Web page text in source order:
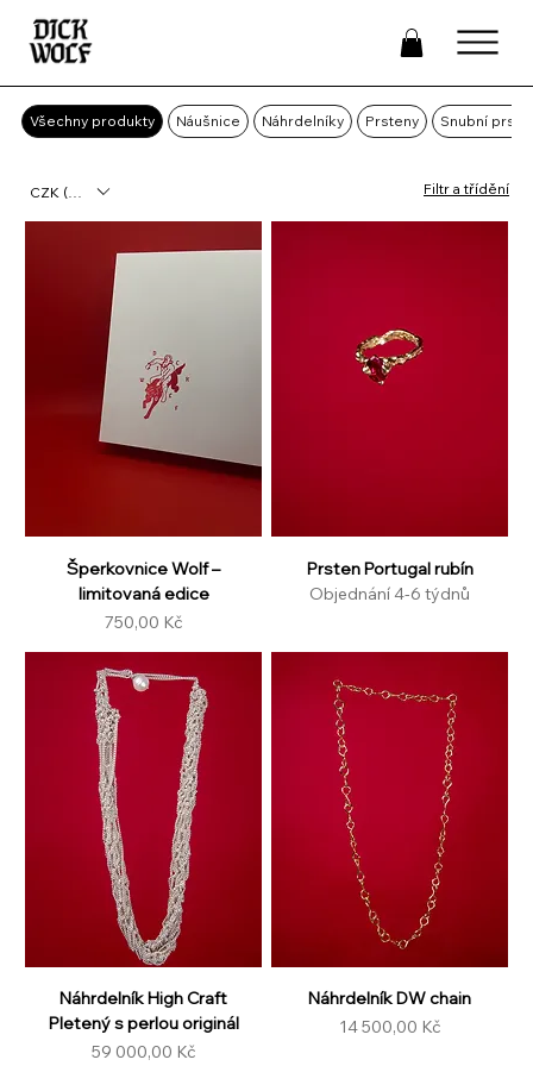
Filtr a třídění
Šperkovnice Wolf –
limitovaná edice
Cena
750,00 Kč
Prsten Portugal rubín
Objednání 4-6 týdnů
Náhrdelník High Craft
Pletený s perlou originál
Cena
59 000,00 Kč
Náhrdelník DW chain
Cena
14 500,00 Kč
CZK (Kč)
Všechny produkty Náušnice Náhrdelníky Prsteny Snubní